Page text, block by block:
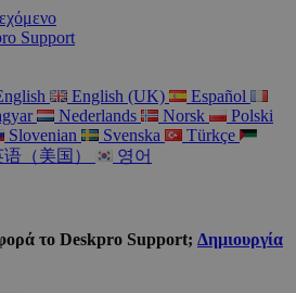
Support
English (UK)
Español
Nederlands Norsk
Polski
Slovenian Svenska
Türkçe
（美国）
영어
το Deskpro Support; Δημιουργία